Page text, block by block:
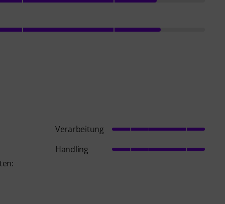
Verarbeitung
Handling